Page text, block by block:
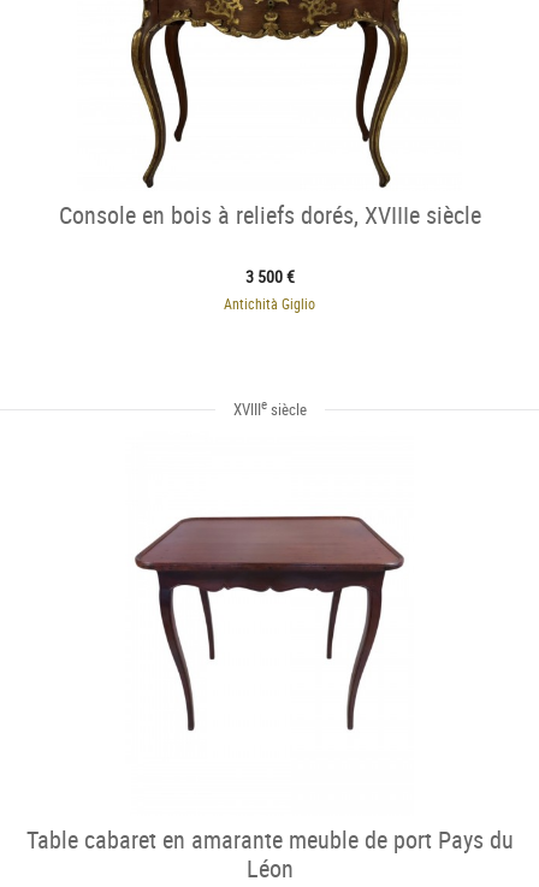
Console en bois à reliefs dorés, XVIIIe siècle
3 500 €
Antichità Giglio
XVIIIesiècle
Table cabaret en amarante meuble de port Pays du
Léon